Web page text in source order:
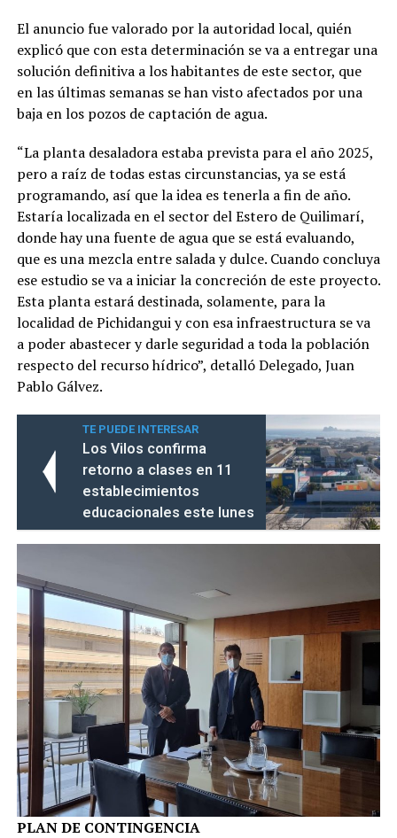
El anuncio fue valorado por la autoridad local, quién
explicó que con esta determinación se va a entregar una
solución definitiva a los habitantes de este sector, que
en las últimas semanas se han visto afectados por una
baja en los pozos de captación de agua.
“La planta desaladora estaba prevista para el año 2025,
pero a raíz de todas estas circunstancias, ya se está
programando, así que la idea es tenerla a fin de año.
Estaría localizada en el sector del Estero de Quilimarí,
donde hay una fuente de agua que se está evaluando,
que es una mezcla entre salada y dulce. Cuando concluya
ese estudio se va a iniciar la concreción de este proyecto.
Esta planta estará destinada, solamente, para la
localidad de Pichidangui y con esa infraestructura se va
a poder abastecer y darle seguridad a toda la población
respecto del recurso hídrico”, detalló Delegado, Juan
Pablo Gálvez.
TE PUEDE INTERESAR
Los Vilos confirma
retorno a clases en 11
establecimientos
educacionales este lunes
PLAN DE CONTINGENCIA